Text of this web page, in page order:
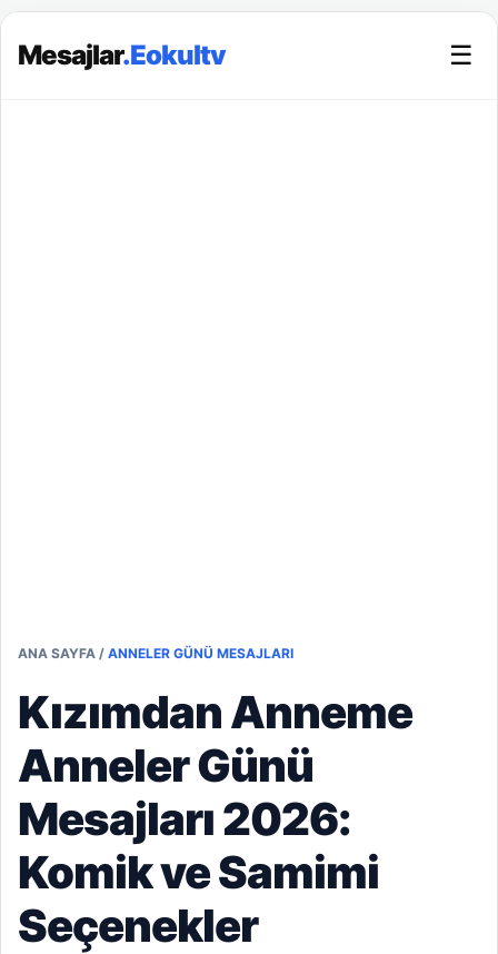
Mesajlar.Eokultv ☰
ANA SAYFA / ANNELER GÜNÜ MESAJLARI
Kızımdan Anneme
Anneler Günü
Mesajları 2026:
Komik ve Samimi
Seçenekler